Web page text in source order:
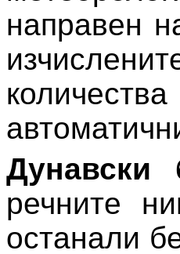
направен
Дунавски
речните
останали